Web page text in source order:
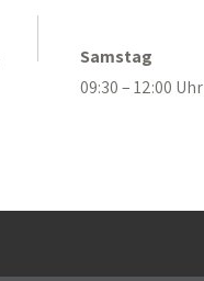
Samstag
09:30 – 12:00 Uhr